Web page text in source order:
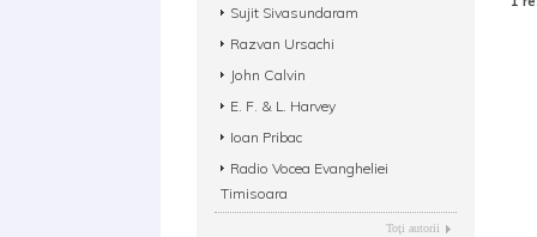
Sujit Sivasundaram
Razvan Ursachi
John Calvin
E. F. & L. Harvey
Ioan Pribac
Radio Vocea Evangheliei
Timisoara
Toţi autorii